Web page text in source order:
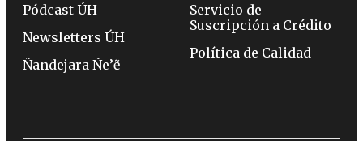
Pódcast ÚH
Newsletters ÚH
Ñandejara Ñe’ẽ
Servicio de
Suscripción a Crédito
Política de Calidad